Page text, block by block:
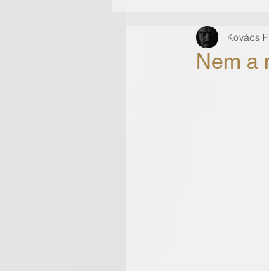
Astro fotózás
Nem a
Kovács